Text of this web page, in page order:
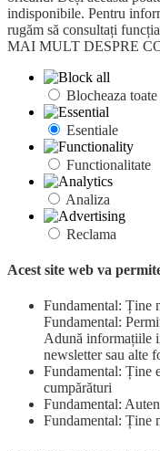
indisponibile. Pentru
rugăm să consultați
MAI MULT DESPRE
Blocheaza toate
Esentiale
Functionalitate
Analiza
Reclama
Acest site web va
Fundamental: Ține
Fundamental:
Adună informațiile
newsletter sau alte
Fundamental: Ține
cumpărături
Fundamental:
Fundamental: Ține